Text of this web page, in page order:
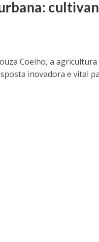
Coelho, a agricultura
inovadora e vital